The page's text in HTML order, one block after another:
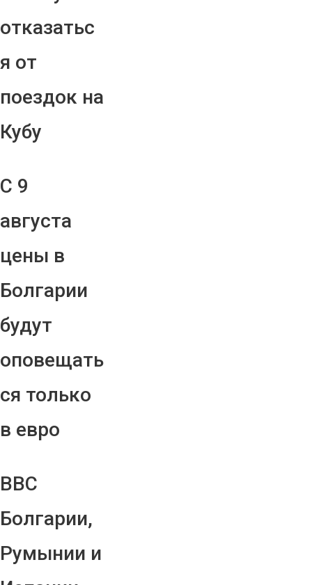
отказатьс
я от
поездок на
Кубу
С 9
августа
цены в
Болгарии
будут
оповещать
ся только
в евро
ВВС
Болгарии,
Румынии и